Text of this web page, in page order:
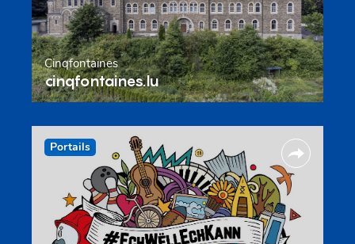
Cinqfontaines
cinqfontaines.lu
Portails